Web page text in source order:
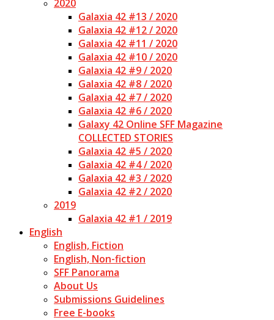
2020
Galaxia 42 #13 / 2020
Galaxia 42 #12 / 2020
Galaxia 42 #11 / 2020
Galaxia 42 #10 / 2020
Galaxia 42 #9 / 2020
Galaxia 42 #8 / 2020
Galaxia 42 #7 / 2020
Galaxia 42 #6 / 2020
Galaxy 42 Online SFF Magazine
COLLECTED STORIES
Galaxia 42 #5 / 2020
Galaxia 42 #4 / 2020
Galaxia 42 #3 / 2020
Galaxia 42 #2 / 2020
2019
Galaxia 42 #1 / 2019
English
English, Fiction
English, Non-fiction
SFF Panorama
About Us
Submissions Guidelines
Free E-books